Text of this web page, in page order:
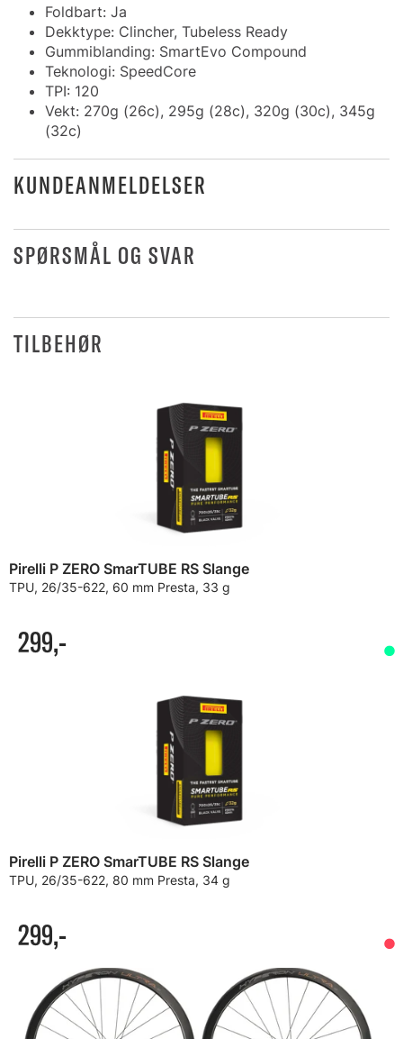
Foldbart: Ja
Dekktype: Clincher, Tubeless Ready
Gummiblanding: SmartEvo Compound
Teknologi: SpeedCore
TPI: 120
Vekt: 270g (26c), 295g (28c), 320g (30c), 345g
(32c)
KUNDEANMELDELSER
SPØRSMÅL OG SVAR
TILBEHØR
Pirelli P ZERO SmarTUBE RS Slange
TPU, 26/35-622, 60 mm Presta, 33 g
299,-
Pirelli P ZERO SmarTUBE RS Slange
TPU, 26/35-622, 80 mm Presta, 34 g
299,-